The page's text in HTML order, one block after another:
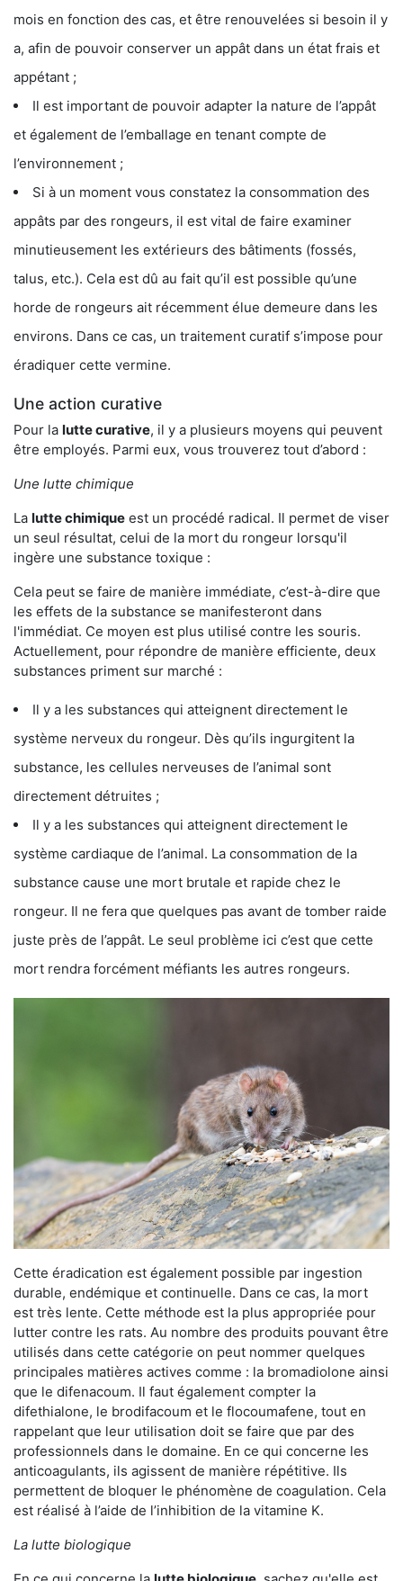
mois en fonction des cas, et être renouvelées si besoin il y
a, afin de pouvoir conserver un appât dans un état frais et
appétant ;
Il est important de pouvoir adapter la nature de l’appât
et également de l’emballage en tenant compte de
l’environnement ;
Si à un moment vous constatez la consommation des
appâts par des rongeurs, il est vital de faire examiner
minutieusement les extérieurs des bâtiments (fossés,
talus, etc.). Cela est dû au fait qu’il est possible qu’une
horde de rongeurs ait récemment élue demeure dans les
environs. Dans ce cas, un traitement curatif s’impose pour
éradiquer cette vermine.
Une action curative
Pour la lutte curative, il y a plusieurs moyens qui peuvent
être employés. Parmi eux, vous trouverez tout d’abord :
Une lutte chimique
La lutte chimique est un procédé radical. Il permet de viser
un seul résultat, celui de la mort du rongeur lorsqu'il
ingère une substance toxique :
Cela peut se faire de manière immédiate, c’est-à-dire que
les effets de la substance se manifesteront dans
l'immédiat. Ce moyen est plus utilisé contre les souris.
Actuellement, pour répondre de manière efficiente, deux
substances priment sur marché :
Il y a les substances qui atteignent directement le
système nerveux du rongeur. Dès qu’ils ingurgitent la
substance, les cellules nerveuses de l’animal sont
directement détruites ;
Il y a les substances qui atteignent directement le
système cardiaque de l’animal. La consommation de la
substance cause une mort brutale et rapide chez le
rongeur. Il ne fera que quelques pas avant de tomber raide
juste près de l’appât. Le seul problème ici c’est que cette
mort rendra forcément méfiants les autres rongeurs.
Cette éradication est également possible par ingestion
durable, endémique et continuelle. Dans ce cas, la mort
est très lente. Cette méthode est la plus appropriée pour
lutter contre les rats. Au nombre des produits pouvant être
utilisés dans cette catégorie on peut nommer quelques
principales matières actives comme : la bromadiolone ainsi
que le difenacoum. Il faut également compter la
difethialone, le brodifacoum et le flocoumafene, tout en
rappelant que leur utilisation doit se faire que par des
professionnels dans le domaine. En ce qui concerne les
anticoagulants, ils agissent de manière répétitive. Ils
permettent de bloquer le phénomène de coagulation. Cela
est réalisé à l’aide de l’inhibition de la vitamine K.
La lutte biologique